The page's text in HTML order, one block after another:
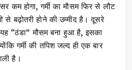
होगा, गर्मी का मौसम फिर से लौट
से बढ़ोतरी होने की उम्मीद है। दूसरे
“ठंडा” मौसम बना हुआ है, इसका
गर्मी की तपिश जल्द ही एक बार
है।